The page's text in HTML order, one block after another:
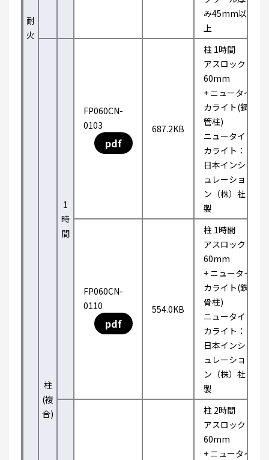
耐
火
み45mm以
上
柱
(複
合)
1
時
間
FP060CN-
0103
pdf
687.2KB
柱 1時間
アスロック
60mm
+ ニュータイ
カライト(鋼
管柱)
ニュータイ
カライト：
日本インシ
ュレーショ
ン（株）社
製
FP060CN-
0110
pdf
554.0KB
柱 1時間
アスロック
60mm
+ ニュータイ
カライト(鉄
骨柱)
ニュータイ
カライト：
日本インシ
ュレーショ
ン（株）社
製
柱 2時間
アスロック
60mm
+ ニュータイ